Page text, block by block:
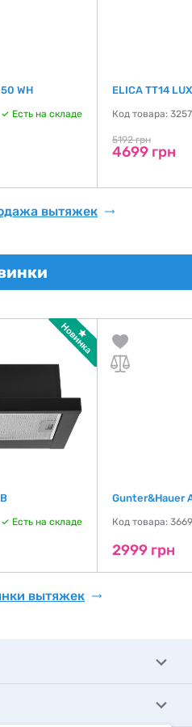
WH
Есть на складе
ELICA TT14
Код товара:
5192 грн
4699 грн
вытяжек
Есть на складе
Gunter&Hauer
Код товара:
2999 грн
вытяжек